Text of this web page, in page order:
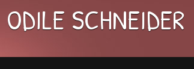
ODILE SCHNEIDER